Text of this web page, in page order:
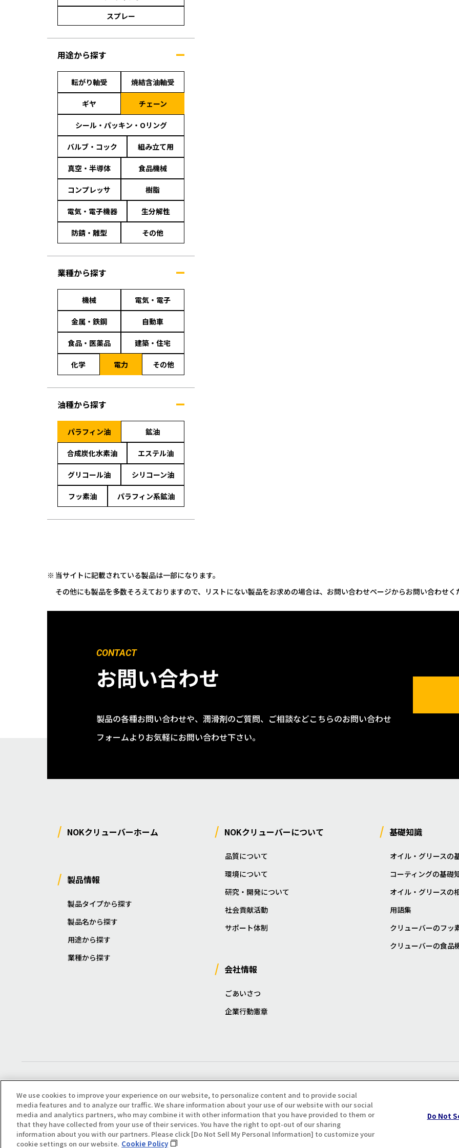
スプレー
用途から探す
転がり軸受 焼結含油軸受
ギヤ チェーン
シール・パッキン・Oリング
バルブ・コック 組み立て用
真空・半導体 食品機械
コンプレッサ 樹脂
電気・電子機器 生分解性
防錆・離型 その他
業種から探す
機械 電気・電子
金属・鉄鋼 自動車
食品・医薬品 建築・住宅
化学 電力 その他
油種から探す
パラフィン油 鉱油
合成炭化水素油 エステル油
グリコール油 シリコーン油
フッ素油 パラフィン系鉱油
当サイトに記載されている製品は一部になります。
その他にも製品を多数そろえておりますので、リストにない製品をお求めの場合は、お問い合わせページからお問い合わせく
CONTACT
お問い合わせ
製品の各種お問い合わせや、潤滑剤のご質問、ご相談などこちらのお問い合わせ
フォームよりお気軽にお問い合わせ下さい。
NOKクリューバーホーム
製品情報
製品タイプから探す
製品名から探す
用途から探す
業種から探す
NOKクリューバーについて
品質について
環境について
研究・開発について
社会貢献活動
サポート体制
会社情報
ごあいさつ
企業行動憲章
基礎知識
オイル・グリースの
コーティングの基礎
オイル・グリースの
用語集
クリューバーのフッ
クリューバーの食品
プライバシー・クッキーポリシ
Copyright(C) All Right Reserved. Producted by NOK KLÜBER CO., LTD.
We use cookies to improve your experience on our website, to personalize content and to provide social
media features and to analyze our traffic. We share information about your use of our website with our social
media and analytics partners, who may combine it with other information that you have provided to them or
that they have collected from your use of their services. You have the right to opt-out of our sharing
information about you with our partners. Please click [Do Not Sell My Personal Information] to customize your
cookie settings on our website. Cookie Policy
Do Not